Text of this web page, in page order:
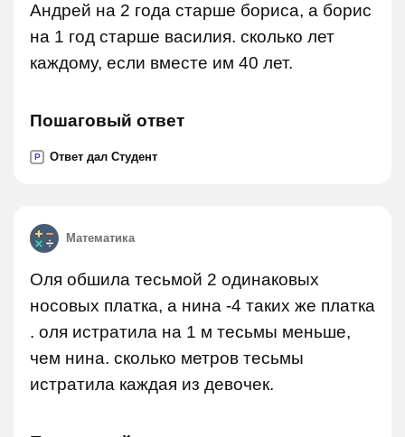
Андрей на 2 года старше бориса, а борис
на 1 год старше василия. сколько лет
каждому, если вместе им 40 лет.
Пошаговый ответ
P Ответ дал Студент
Математика
Оля обшила тесьмой 2 одинаковых
носовых платка, а нина -4 таких же платка
. оля истратила на 1 м тесьмы меньше,
чем нина. сколько метров тесьмы
истратила каждая из девочек.